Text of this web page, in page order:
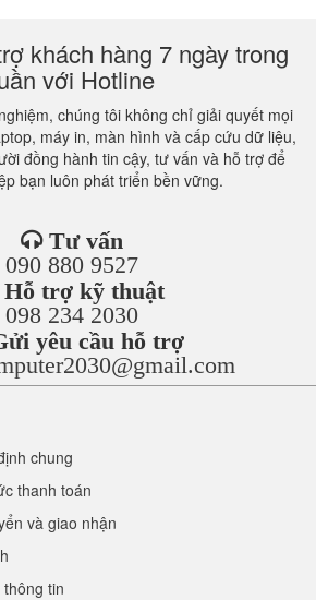
khách hàng 7 ngày trong
với Hotline
chúng tôi không chỉ giải quyết mọi
máy in, màn hình và cấp cứu dữ liệu,
đồng hành tin cậy, tư vấn và hỗ trợ để
bạn luôn phát triển bền vững.
Tư vấn
090 880 9527
Hỗ trợ kỹ thuật
098 234 2030
yêu cầu hỗ trợ
chung
thanh toán
và giao nhận
tin